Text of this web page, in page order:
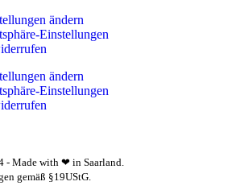
ändern
Einstellungen
ändern
Einstellungen
- Made with ❤ in Saarland.
gemäß §19UStG.